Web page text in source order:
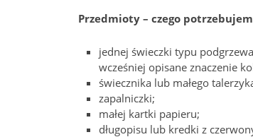
Przedmioty – czego
jednej świeczki typu
wcześniej opisane znaczenie
świecznika lub małego
zapalniczki;
małej kartki papieru;
długopisu lub kredki z